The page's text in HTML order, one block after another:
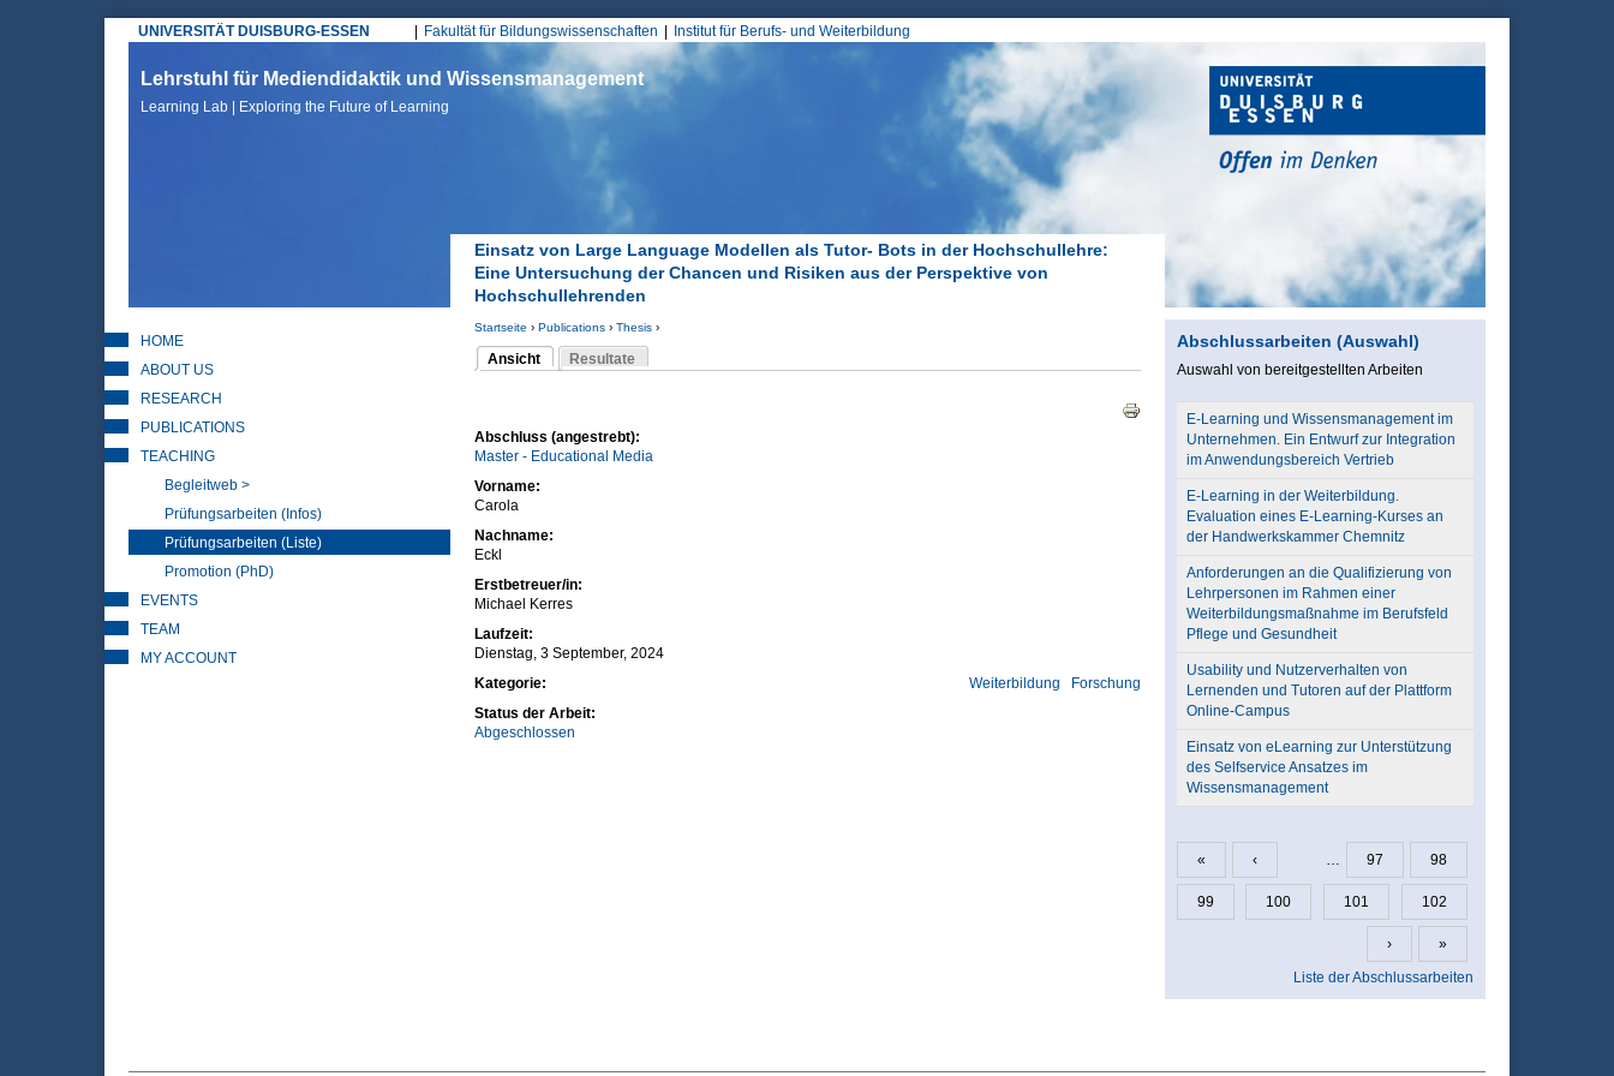
UNIVERSITÄT DUISBURG-ESSEN
Hauptmenü
Fakultät für Bildungswissenschaften Institut für Berufs- und Weiterbildung
Lehrstuhl für Mediendidaktik und Wissensmanagement
Learning Lab | Exploring the Future of Learning
Einsatz von Large Language Modellen als Tutor- Bots in der Hochschullehre:
Eine Untersuchung der Chancen und Risiken aus der Perspektive von
Hochschullehrenden
Sie sind hier
Startseite › Publications› Thesis›
Ansicht
(aktiver Reiter)
Resultate
Abschluss (angestrebt):
Master - Educational Media
Vorname:
Carola
Nachname:
Eckl
Erstbetreuer/in:
Michael Kerres
Laufzeit:
Dienstag, 3 September, 2024
Kategorie:
Forschung
Weiterbildung
Status der Arbeit:
Abgeschlossen
HOME
ABOUT US
RESEARCH
PUBLICATIONS
TEACHING
Begleitweb >
Prüfungsarbeiten (Infos)
Prüfungsarbeiten (Liste)
Promotion (PhD)
EVENTS
TEAM
MY ACCOUNT
Abschlussarbeiten (Auswahl)
Auswahl von bereitgestellten Arbeiten
E-Learning und Wissensmanagement im
Unternehmen. Ein Entwurf zur Integration
im Anwendungsbereich Vertrieb
E-Learning in der Weiterbildung.
Evaluation eines E-Learning-Kurses an
der Handwerkskammer Chemnitz
Anforderungen an die Qualifizierung von
Lehrpersonen im Rahmen einer
Weiterbildungsmaßnahme im Berufsfeld
Pflege und Gesundheit
Usability und Nutzerverhalten von
Lernenden und Tutoren auf der Plattform
Online-Campus
Einsatz von eLearning zur Unterstützung
des Selfservice Ansatzes im
Wissensmanagement
Seiten
« ‹ … 97 98
99 100 101 102
›
»
Liste der Abschlussarbeiten